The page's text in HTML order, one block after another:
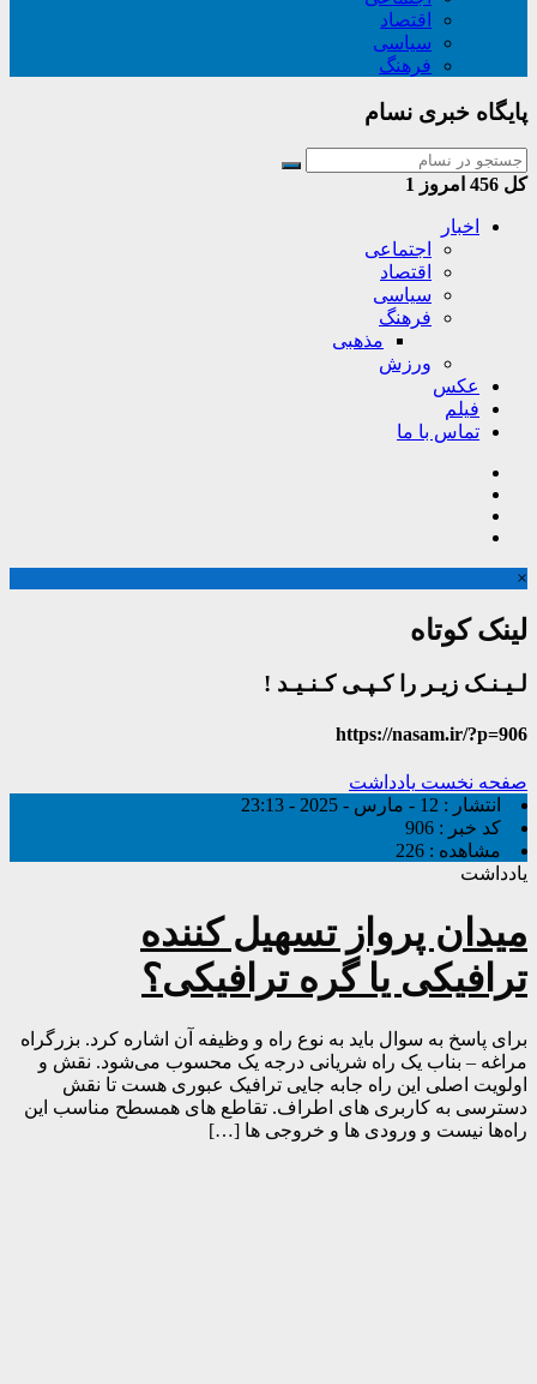
اقتصاد
سیاسی
فرهنگ
پایگاه خبری نسام
کل امروز 1
اخبار
اجتماعی
اقتصاد
سیاسی
فرهنگ
مذهبی
ورزش
عکس
فیلم
تماس با ما
×
لینک کوتاه
لـیـنـک زیـر را کـپـی کـنـیـد !
https://nasam.ir/?p=906
صفحه نخست یادداشت
انتشار : 12 - مارس - 2025 - 23:13
کد خبر : 906
مشاهده : 226
یادداشت
میدان پرواز تسهیل کننده
ترافیکی یا گره ترافیکی؟
برای پاسخ به سوال باید به نوع راه و وظیفه آن اشاره کرد. بزرگراه
مراغه – بناب یک راه شریانی درجه یک محسوب می‌شود. نقش و
اولویت اصلی این راه جابه جایی ترافیک عبوری هست تا نقش
دسترسی به کاربری های اطراف. تقاطع های همسطح مناسب این
راه‌ها نیست و ورودی ها و خروجی ها […]